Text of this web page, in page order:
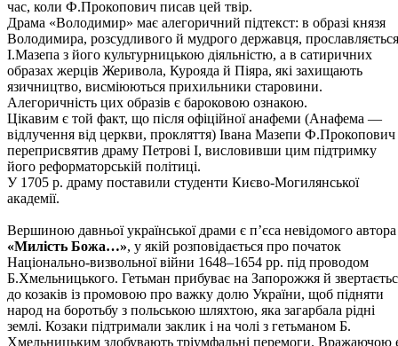
час, коли Ф.Прокопович писав цей твір.
Драма «Володимир» має алегоричний підтекст: в образі князя
Володимира, розсудливого й мудрого державця, прославляється
І.Мазепа з його культурницькою діяльністю, а в сатиричних
образах жерців Жеривола, Курояда й Піяра, які захищають
язичництво, висміюються прихильники старовини.
Алегоричність цих образів є бароковою ознакою.
Цікавим є той факт, що після офіційної анафеми (Анафема —
відлучення від церкви, прокляття) Івана Мазепи Ф.Прокопович
переприсвятив драму Петрові І, висловивши цим підтримку
його реформаторській політиці.
У 1705 р. драму поставили студенти Києво-Могилянської
академії.
Вершиною давньої української драми є п’єса невідомого автора
«Милість Божа…», у якій розповідається про початок
Національно-визвольної війни 1648–1654 рр. під проводом
Б.Хмельницького. Гетьман прибуває на Запорожжя й
до козаків із промовою про важку долю України, щоб підняти
народ на боротьбу з польською шляхтою, яка загарбала рідні
землі. Козаки підтримали заклик і на чолі з гетьманом Б.
Хмельницьким здобувають тріумфальні перемоги. Вражаючою